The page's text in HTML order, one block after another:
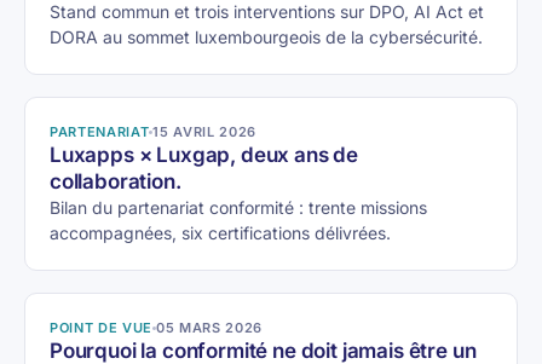
Stand commun et trois interventions sur DPO, AI Act et
DORA au sommet luxembourgeois de la cybersécurité.
PARTENARIAT 15 AVRIL 2026
Luxapps × Luxgap, deux ans de
collaboration.
Bilan du partenariat conformité : trente missions
accompagnées, six certifications délivrées.
POINT DE VUE 05 MARS 2026
Pourquoi la conformité ne doit jamais être un